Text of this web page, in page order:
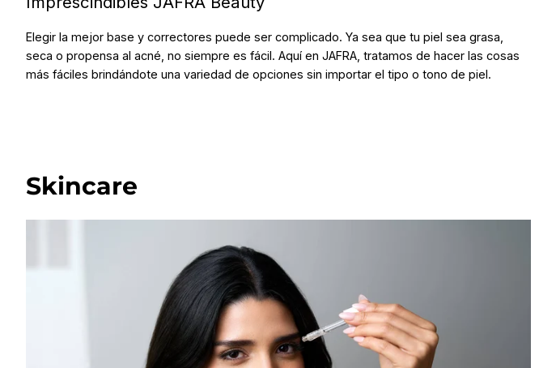
Elegir la mejor base y correctores puede ser complicado. Ya sea que tu piel sea grasa,
seca o propensa al acné, no siempre es fácil. Aquí en JAFRA, tratamos de hacer las cosas
más fáciles brindándote una variedad de opciones sin importar el tipo o tono de piel.
Skincare